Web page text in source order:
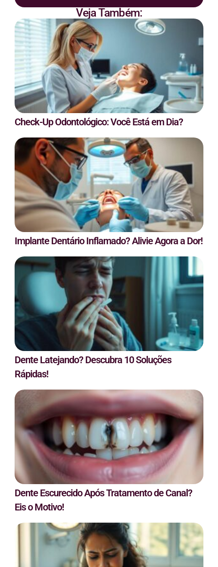
Veja Também:
Check-Up Odontológico: Você Está em Dia?
Implante Dentário Inflamado? Alivie Agora a Dor!
Dente Latejando? Descubra 10 Soluções
Rápidas!
Dente Escurecido Após Tratamento de Canal?
Eis o Motivo!